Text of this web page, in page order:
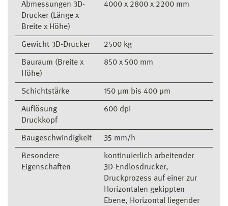
Abmessungen 3D-
Drucker (Länge x
Breite x Höhe)
4000 x 2800 x 2200 mm
Gewicht 3D-Drucker 2500 kg
Bauraum (Breite x
Höhe)
850 x 500 mm
Schichtstärke 150 μm bis 400 μm
Auflösung
Druckkopf
600 dpi
Baugeschwindigkeit 35 mm/h
Besondere
Eigenschaften
kontinuierlich arbeitender
3D-Endlosdrucker,
Druckprozess auf einer zur
Horizontalen gekippten
Ebene, Horizontal liegender